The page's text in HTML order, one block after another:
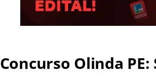
Concurso Olinda